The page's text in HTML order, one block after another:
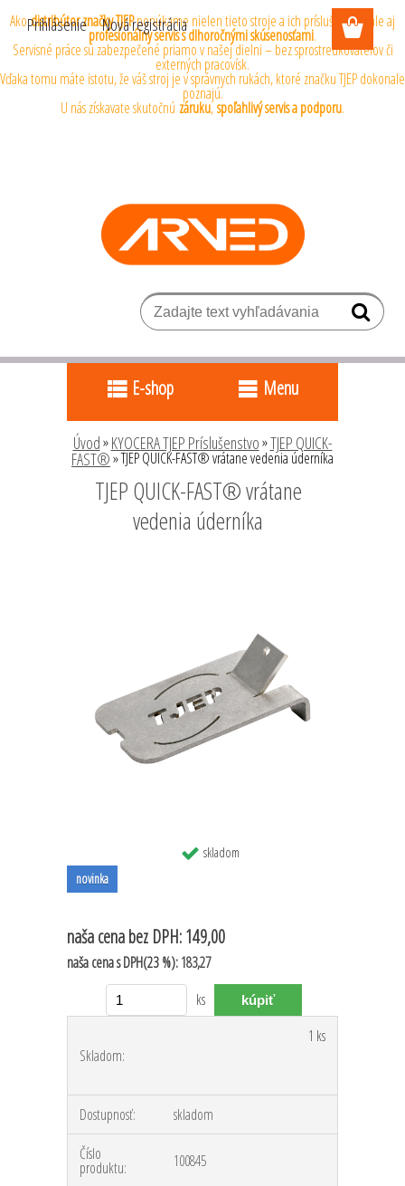
Akodistribútor značky TJEPponúkame nielen tieto stroje a ich príslušenstvo, ale aj
profesionálny servis s dlhoročnými skúsenosťami.
Servisné práce sú zabezpečené priamo v našej dielni – bez sprostredkovateľov či
externých pracovísk.
Vďaka tomu máte istotu, že váš stroj je v správnych rukách, ktoré značku TJEP dokonale
poznajú.
U nás získavate skutočnú záruku,spoľahlivý servis a podporu.
Prihlásenie Nová registrácia
E-shop Menu
Úvod» KYOCERA TJEP Príslušenstvo»TJEP QUICK-
FAST®»TJEP QUICK-FAST® vrátane vedenia úderníka
TJEP QUICK-FAST® vrátane
vedenia úderníka
skladom
novinka
naša cenabez DPH:149,00
naša cenas DPH(23 %):183,27
ks
Skladom:
1 ks
Dostupnosť:
skladom
Číslo
produktu: 100845